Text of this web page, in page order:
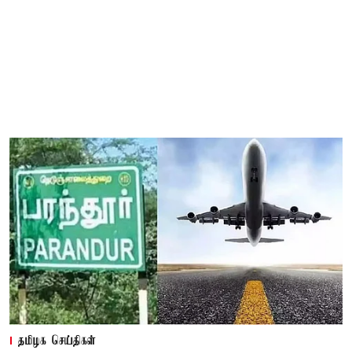
தமிழக செய்திகள்